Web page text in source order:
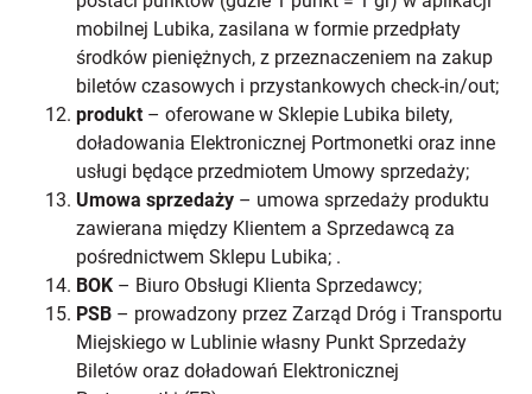
mobilnej Lubika, zasilana w formie przedpłaty
środków pieniężnych, z przeznaczeniem na zakup
biletów czasowych i przystankowych check-in/out;
produkt – oferowane w Sklepie Lubika bilety,
doładowania Elektronicznej Portmonetki oraz inne
usługi będące przedmiotem Umowy sprzedaży;
Umowa sprzedaży – umowa sprzedaży produktu
zawierana między Klientem a Sprzedawcą za
pośrednictwem Sklepu Lubika; .
BOK – Biuro Obsługi Klienta Sprzedawcy;
PSB – prowadzony przez Zarząd Dróg i Transportu
Miejskiego w Lublinie własny Punkt Sprzedaży
Biletów oraz doładowań Elektronicznej